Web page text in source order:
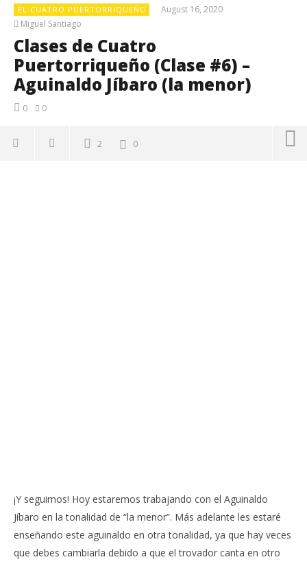
EL CUATRO PUERTORRIQUEÑO
August 16, 2020
Miguel Santiago
Clases de Cuatro
Puertorriqueño (Clase #6) –
Aguinaldo Jíbaro (la menor)
0 0
2 0
NOW VIEWING
Clases de Cuatro Puertorriqueño (Clase #6) –
Aguinaldo Jíbaro (la menor)
August
¡Y seguimos! Hoy estaremos trabajando con el Aguinaldo
Jíbaro en la tonalidad de “la menor”. Más adelante les estaré
enseñando este aguinaldo en otra tonalidad, ya que hay veces
que debes cambiarla debido a que el trovador canta en otro